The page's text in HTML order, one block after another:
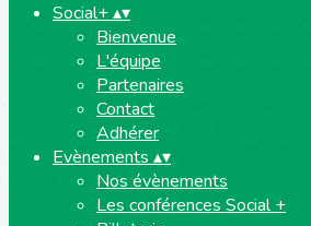
Social+▴▾
Bienvenue
L'équipe
Partenaires
Contact
Adhérer
Evènements ▴▾
Nos évènements
Les conférences Social +